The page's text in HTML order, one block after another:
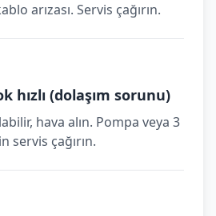
arızası. Servis çağırın.
hızlı (dolaşım sorunu)
hava alın. Pompa veya 3
servis çağırın.